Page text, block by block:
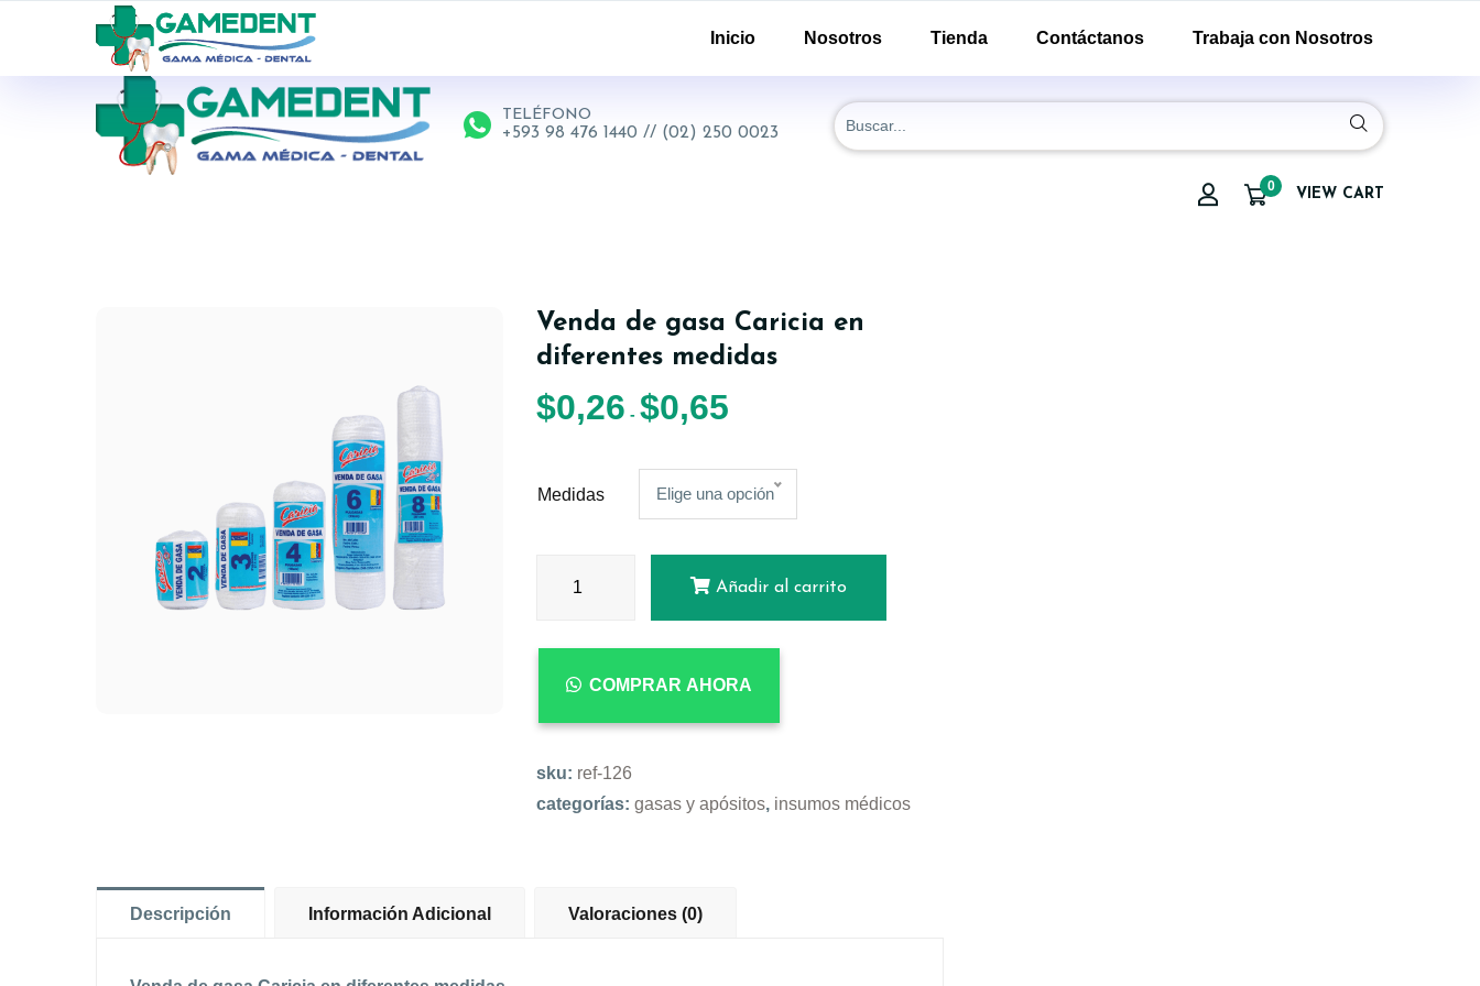
ventas@todolomedico.com
TELÉFONO
+593 98 476 1440 // (02) 250 0023
0 VIEW CART
Inicio Nosotros Tienda Contáctanos Trabaja con Nosotros
Venda de gasa Caricia en
diferentes medidas
$0,26 - $0,65
Medidas Elige una opción
Añadir al carrito
COMPRAR AHORA
sku: ref-126
categorías: gasas y apósitos, insumos médicos
Descripción Información Adicional Valoraciones (0)